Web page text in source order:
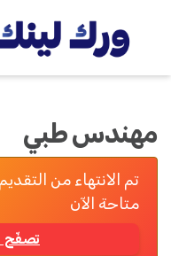
مهندس طبي
تم الانتهاء من
متاحة الآن
تصفّح